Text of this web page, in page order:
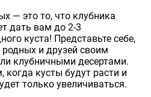
— это то, что клубника
дать вам до 2-3
куста! Представьте себе,
и друзей своим
клубничными десертами.
кусты будут расти и
только увеличиваться.